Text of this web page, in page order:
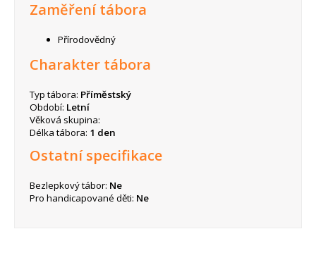
Zaměření tábora
Přírodovědný
Charakter tábora
Typ tábora: Příměstský
Období: Letní
Věková skupina:
Délka tábora: 1 den
Ostatní specifikace
Bezlepkový tábor: Ne
Pro handicapované děti: Ne